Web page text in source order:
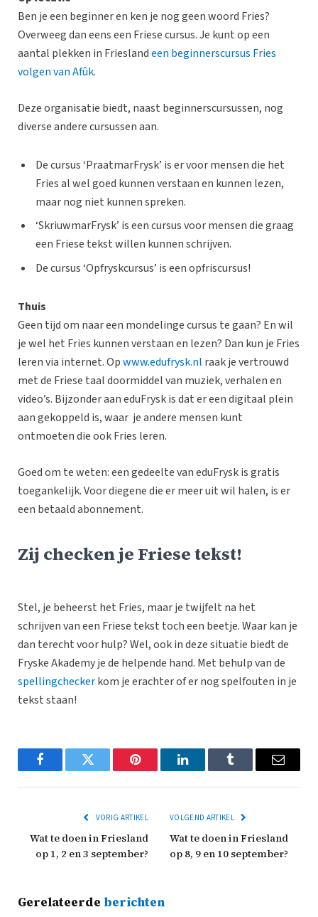
Ben je een beginner en ken je nog geen woord Fries?
Overweeg dan eens een Friese cursus. Je kunt op een
aantal plekken in Frieslandeen beginnerscursus Fries
volgen van Afûk.
Deze organisatie biedt, naast beginnerscursussen, nog
diverse andere cursussen aan.
De cursus ‘PraatmarFrysk’ is er voor mensen die het
Fries al wel goed kunnen verstaan en kunnen lezen,
maar nog niet kunnen spreken.
‘SkriuwmarFrysk’ is een cursus voor mensen die graag
een Friese tekst willen kunnen schrijven.
De cursus ‘Opfryskcursus’ is een opfriscursus!
Thuis
Geen tijd om naar een mondelinge cursus te gaan? En wil
je wel het Fries kunnen verstaan en lezen? Dan kun je Fries
leren via internet. Opwww.edufrysk.nl raak je vertrouwd
met de Friese taal doormiddel van muziek, verhalen en
video’s. Bijzonder aan eduFrysk is dat er een digitaal plein
aan gekoppeld is, waar je andere mensen kunt
ontmoeten die ook Fries leren.
Goed om te weten: een gedeelte van eduFrysk is gratis
toegankelijk. Voor diegene die er meer uit wil halen, is er
een betaald abonnement.
Zij checken je Friese tekst!
Stel, je beheerst het Fries, maar je twijfelt na het
schrijven van een Friese tekst toch een beetje. Waar kan je
dan terecht voor hulp? Wel, ook in deze situatie biedt de
Fryske Akademy je de helpende hand. Met behulp van de
spellingcheckerkom je erachter of er nog spelfouten in je
tekst staan!
FacebookTwitter Pinterest LinkedInTumblr Email
VORIG ARTIKEL
Wat te doen in Friesland
op 1, 2 en 3 september?
VOLGEND ARTIKEL
Wat te doen in Friesland
op 8, 9 en 10 september?
Gerelateerde berichten